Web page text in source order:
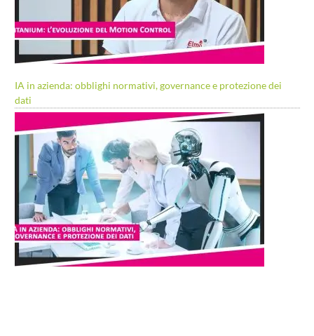
IA in azienda: obblighi normativi, governance e protezione dei
dati